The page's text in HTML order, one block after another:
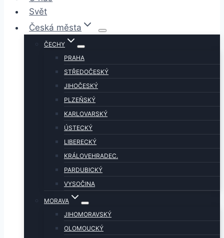
Svět
Česká města
ČECHY
PRAHA
STŘEDOČESKÝ
JIHOČESKÝ
PLZEŇSKÝ
KARLOVARSKÝ
ÚSTECKÝ
LIBERECKÝ
KRÁLOVEHRADEC.
PARDUBICKÝ
VYSOČINA
MORAVA
JIHOMORAVSKÝ
OLOMOUCKÝ